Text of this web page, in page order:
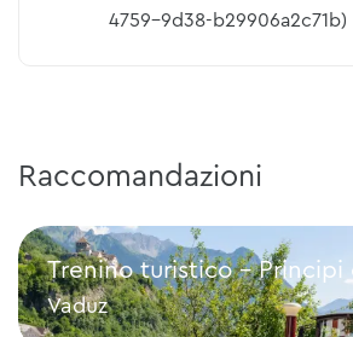
4759-9d38-b29906a2c71b)
Raccomandazioni
Trenino turistico - Principi
Vaduz